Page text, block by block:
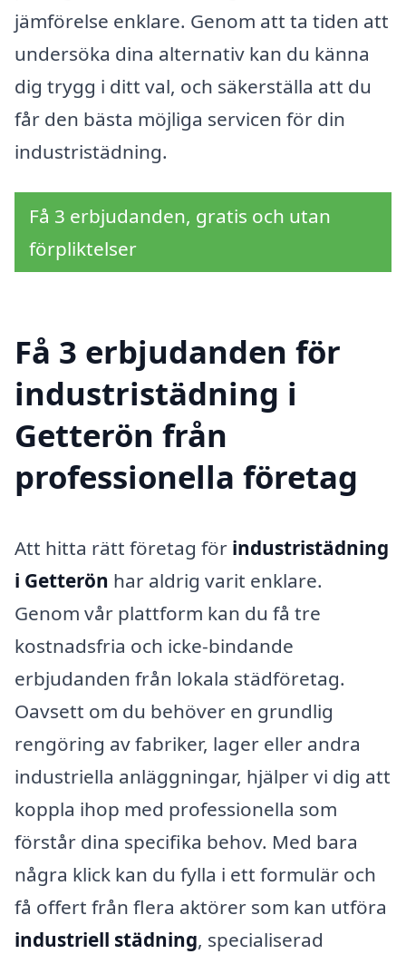
jämförelse enklare. Genom att ta tiden att
undersöka dina alternativ kan du känna
dig trygg i ditt val, och säkerställa att du
får den bästa möjliga servicen för din
industristädning.
Få 3 erbjudanden, gratis och utan
förpliktelser
Få 3 erbjudanden för
industristädning i
Getterön från
professionella företag
Att hitta rätt företag för industristädning
i Getterön har aldrig varit enklare.
Genom vår plattform kan du få tre
kostnadsfria och icke-bindande
erbjudanden från lokala städföretag.
Oavsett om du behöver en grundlig
rengöring av fabriker, lager eller andra
industriella anläggningar, hjälper vi dig att
koppla ihop med professionella som
förstår dina specifika behov. Med bara
några klick kan du fylla i ett formulär och
få offert från flera aktörer som kan utföra
industriell städning, specialiserad